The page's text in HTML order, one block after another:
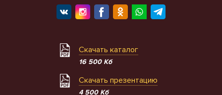
Скачать каталог
16 500 Кб
Скачать презентацию
4 500 Кб